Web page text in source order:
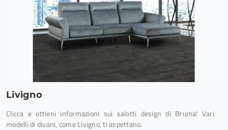
Livigno
Clicca e ottieni informazioni sui salotti design di Bruma! Vari
modelli di divani, come Livigno, ti aspettano.